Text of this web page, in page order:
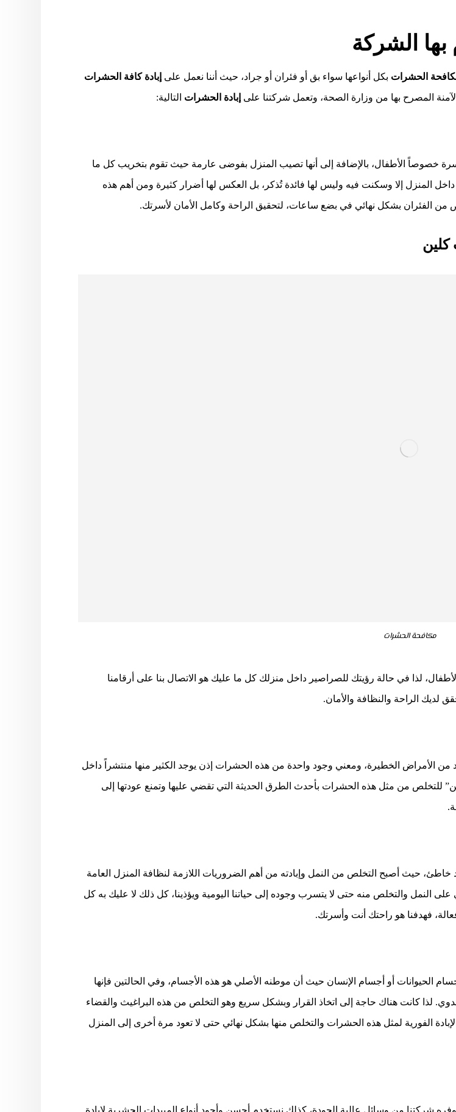
بها الشركة
الحشرات بكل أنواعها سواء بق أو فئران أو جراد، حيث أننا نعمل على إبادة كافة الحشرات
المصرح بها من وزارة الصحة، وتعمل شركتنا على إبادة الحشرات التالية:
خصوصاً الأطفال، بالإضافة إلى أنها تصيب المنزل بفوضى عارمة حيث تقوم بتخريب كل ما
المنزل إلا وسكنت فيه وليس لها فائدة تُذكر، بل العكس لها أضرار كثيرة ومن أهم هذه
من الفئران بشكل نهائي في بضع ساعات، لتحقيق الراحة وكامل الأمان لأسرتك.
كلين
مكافحة الحشرات
لذا في حالة رؤيتك للصراصير داخل منزلك كل ما عليك هو الاتصال بنا على أرقامنا
الراحة والنظافة والأمان.
من الأمراض الخطيرة، ومعني وجود واحدة من هذه الحشرات إذن يوجد الكثير منها منتشراً داخل
للتخلص من مثل هذه الحشرات بأحدث الطرق الحديثة التي تقضي عليها وتمنع عودتها إلى
خاطئ، حيث أصبح التخلص من النمل وإبادته من أهم الضروريات اللازمة لنظافة المنزل العامة
النمل والتخلص منه حتى لا يتسرب وجوده إلى حياتنا اليومية ويؤذينا، كل ذلك لا عليك به كل
فهدفنا هو راحتك أنت وأسرتك.
الحيوانات أو أجسام الإنسان حيث أن موطنه الأصلي هو هذه الأجسام، وفي الحالتين فإنها
لذا كانت هناك حاجة إلى اتخاذ القرار وبشكل سريع وهو التخلص من هذه البراغيث والقضاء
الفورية لمثل هذه الحشرات والتخلص منها بشكل نهائي حتى لا تعود مرة أخرى إلى المنزل
شركتنا من وسائل عالية الجودة، كذلك نستخدم أحسن وأجود أنواع المبيدات الحشرية لإبادة